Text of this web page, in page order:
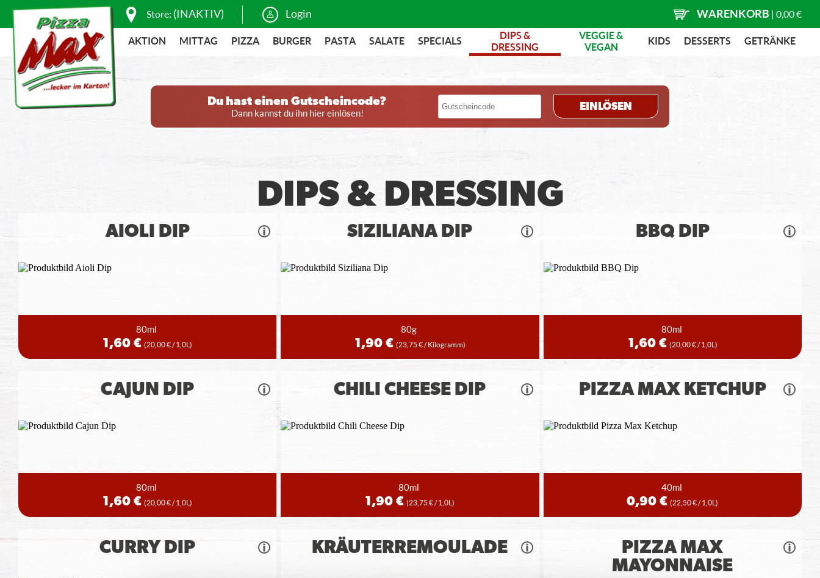
Store: (INAKTIV) Login WARENKORB | 0,00 €
AKTION MITTAG PIZZA BURGER PASTA SALATE SPECIALS
DIPS &
DRESSING
VEGGIE &
VEGAN
KIDS DESSERTS GETRÄNKE
Du hast einen Gutscheincode?
Dann kannst du ihn hier einlösen!
EINLÖSEN
DIPS & DRESSING
AIOLI DIP
80ml
1,60 €(20,00 € / 1,0L)
SIZILIANA DIP
80g
1,90 € (23,75 € / Kilogramm)
BBQ DIP
80ml
1,60 € (20,00 € / 1,0L)
CAJUN DIP
80ml
1,60 €(20,00 € / 1,0L)
CHILI CHEESE DIP
80ml
1,90 €(23,75 € / 1,0L)
PIZZA MAX KETCHUP
40ml
0,90 €(22,50 € / 1,0L)
CURRY DIP KRÄUTERREMOULADE
PIZZA MAX
MAYONNAISE